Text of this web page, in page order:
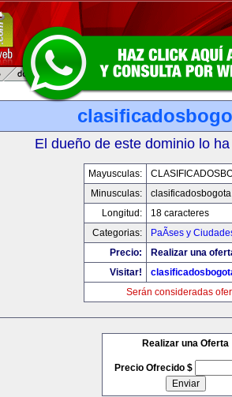
El dueño de este dominio lo
Mayusculas:
Minusculas:
Longitud:
18 caracteres
Categorias:
PaÃ­ses y
Precio:
Realizar una
Visitar!
Serán consideradas
Realizar una Oferta
Precio Ofrecido $